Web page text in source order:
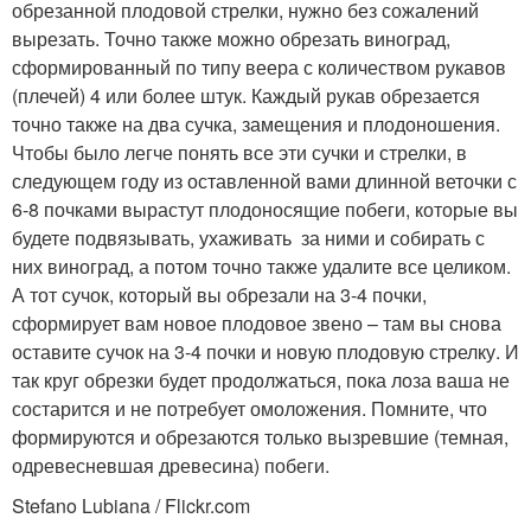
обрезанной плодовой стрелки, нужно без сожалений
вырезать. Точно также можно обрезать виноград,
сформированный по типу веера с количеством рукавов
(плечей) 4 или более штук. Каждый рукав обрезается
точно также на два сучка, замещения и плодоношения.
Чтобы было легче понять все эти сучки и стрелки, в
следующем году из оставленной вами длинной веточки с
6-8 почками вырастут плодоносящие побеги, которые вы
будете подвязывать, ухаживать за ними и собирать с
них виноград, а потом точно также удалите все целиком.
А тот сучок, который вы обрезали на 3-4 почки,
сформирует вам новое плодовое звено – там вы снова
оставите сучок на 3-4 почки и новую плодовую стрелку. И
так круг обрезки будет продолжаться, пока лоза ваша не
состарится и не потребует омоложения. Помните, что
формируются и обрезаются только вызревшие (темная,
одревесневшая древесина) побеги.
Stefano Lubiana / Flickr.com